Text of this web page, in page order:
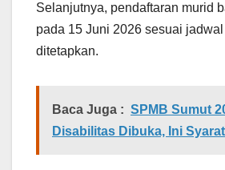
Selanjutnya, pendaftaran murid
pada 15 Juni 2026 sesuai
ditetapkan.
Baca Juga : SPMB Sumut
Disabilitas Dibuka, Ini